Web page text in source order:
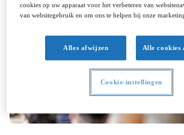
cookies op uw apparaat voor het verbeteren van
van websitegebruik en om ons te helpen bij onze
Alles afwijzen Alle cookies
Cookie-instellingen